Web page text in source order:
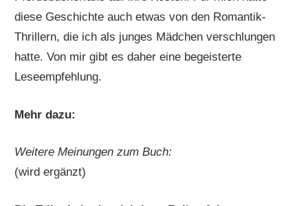
diese Geschichte auch etwas von den Romantik-
Thrillern, die ich als junges Mädchen verschlungen
hatte. Von mir gibt es daher eine begeisterte
Leseempfehlung.
Mehr dazu:
Weitere Meinungen zum Buch:
(wird ergänzt)